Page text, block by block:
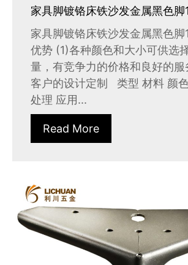
家具脚镀铬床铁沙发金属黑色
家具脚镀铬床铁沙发金属黑色
优势 (1)各种颜色和大小可供选
量，有竞争力的价格和良好的
客户的设计定制 类型 材料 颜
处理 应用...
Read More